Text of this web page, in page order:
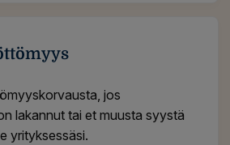
jos
lakannut tai et muusta syystä
yrityksessäsi.